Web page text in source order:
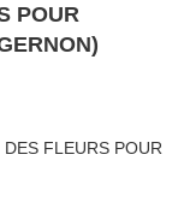
POUR